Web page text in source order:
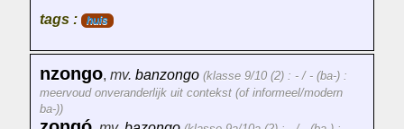
tags : huis
nzongo, mv. banzongo (klasse 9/10 (2) : - / - (ba-) :
meervoud onveranderlijk uit contekst (of informeel/modern
ba-))